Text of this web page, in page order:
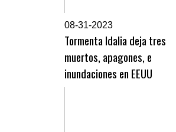
08-31-2023
Tormenta Idalia deja tres
muertos, apagones, e
inundaciones en EEUU